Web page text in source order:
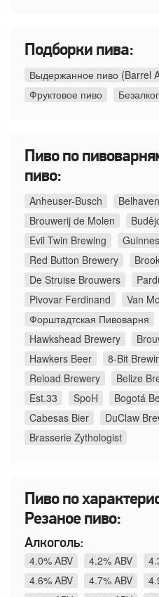
Подборки пива:
Выдержанное пиво (Barrel
Фруктовое пиво
Пиво по
пиво:
Anheuser-Busch
Brouwerij de Molen
Evil Twin Brewing
Red Button Brewery
De Struise Brouwers
Pivovar Ferdinand
Van
Форштадтская Пивоварня
Hawkshead Brewery
Hawkers Beer
8-Bit
Reload Brewery
Belize
Est.33
SpoH
Bogotá
Cabesas Bier
DuClaw
Brasserie Zythologist
Пиво по
Резаное пиво:
Алкоголь:
4.0% ABV
4.2% ABV
4.6% ABV
4.7% ABV